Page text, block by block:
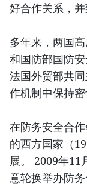
好合作关系，并
多年来，两国
和国防部国防
法国外贸部共
作机制中保持密
在防务安全合
的西方国家（
展。 2009年11
意轮换举办防